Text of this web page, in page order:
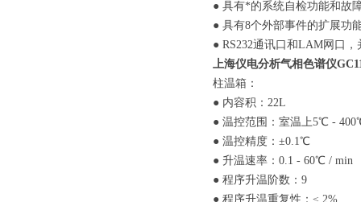
● 具有*的系统自检功能和故
● 具有8个外部事件的扩展功
● RS232通讯口和LAM网口
上海仪电分析气相色谱仪
柱温箱：
● 内容积：22L
● 温控范围：室温上5℃ -
● 温控精度：±0.1℃
● 升温速率：0.1 - 60℃ / min
● 程序升温阶数：9
● 程序升温重复性：≤ 2%